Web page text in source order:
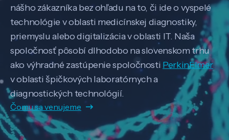
nášho zákazníka bez ohľadu na to, či ide o vyspelé
technológie v oblasti medicínskej diagnostiky,
priemyslu alebo digitalizácia v oblasti IT. Naša
spoločnosť pôsobí dlhodobo na slovenskom trhu
ako výhradné zastúpenie spoločnosti PerkinElmer
v oblasti špičkových laboratórnych a
diagnostických technológií.
Čomu sa venujeme